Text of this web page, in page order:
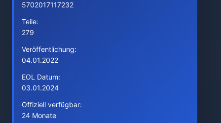
5702017117232
Teile:
279
Veröffentlichung:
04.01.2022
EOL Datum:
03.01.2024
Offiziell verfügbar:
24 Monate